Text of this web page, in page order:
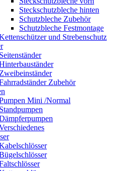
Steckschutzbleche hinten
Schutzbleche Zubehör
Schutzbleche Festmontage
und Strebenschutz
Seitenständer
Zweibeinständer
Zubehör
Mini /Normal
Standpumpen